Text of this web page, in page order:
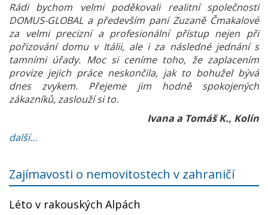
Rádi bychom velmi poděkovali realitní společnosti
DOMUS-GLOBAL a především paní Zuzaně Čmakalové
za velmi precizní a profesionální přístup nejen při
pořizování domu v Itálii, ale i za následné jednání s
tamními úřady. Moc si ceníme toho, že zaplacením
provize jejich práce neskončila, jak to bohužel bývá
dnes zvykem. Přejeme jim hodně spokojených
zákazníků, zaslouží si to.
Ivana a Tomáš K., Kolín
další...
Zajímavosti o nemovitostech v zahraničí
Léto v rakouských Alpách